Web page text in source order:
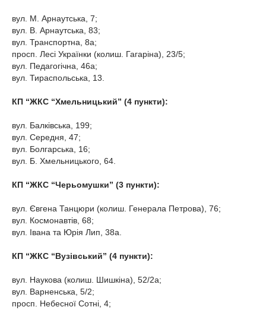
вул. М. Арнаутська, 7;
вул. В. Арнаутська, 83;
вул. Транспортна, 8а;
просп. Лесі Українки (колиш. Гагаріна), 23/5;
вул. Педагогічна, 46а;
вул. Тираспольська, 13.
КП “ЖКС “Хмельницький” (4 пункти):
вул. Балківська, 199;
вул. Середня, 47;
вул. Болгарська, 16;
вул. Б. Хмельницького, 64.
КП “ЖКС “Черьомушки” (3 пункти):
вул. Євгена Танцюри (колиш. Генерала Петрова), 76;
вул. Космонавтів, 68;
вул. Івана та Юрія Лип, 38а.
КП “ЖКС “Вузівський” (4 пункти):
вул. Наукова (колиш. Шишкіна), 52/2а;
вул. Варненська, 5/2;
просп. Небесної Сотні, 4;